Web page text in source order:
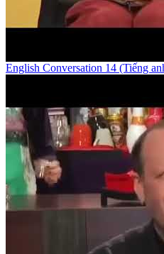
English Conversation 14 (Tiếng